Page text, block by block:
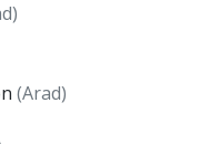
(Arad)